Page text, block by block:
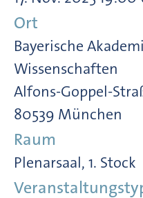
Ort
Bayerische
Wissenschaften
Alfons-Goppel-
80539 München
Raum
Plenarsaal, 1. Stock